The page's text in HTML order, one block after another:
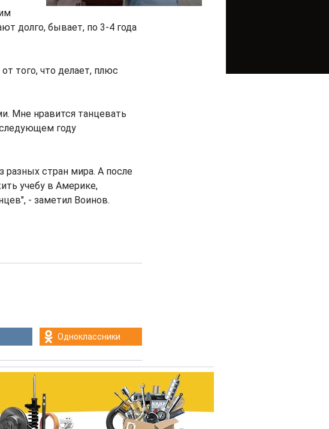
долго, бывает, по 3-4 года
того, что делает, плюс
Мне нравится танцевать
году
разных стран мира. А после
учебу в Америке,
- заметил Воинов.
Одноклассники